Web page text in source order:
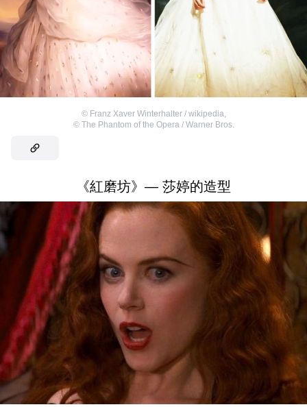
© Franz Xaver Winterhalter / wikipedia,
© The Phantom of the Opera / Warner Bros.
《紅磨坊》— 莎婷的造型